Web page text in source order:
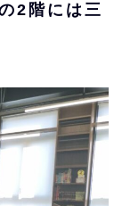
2階には三